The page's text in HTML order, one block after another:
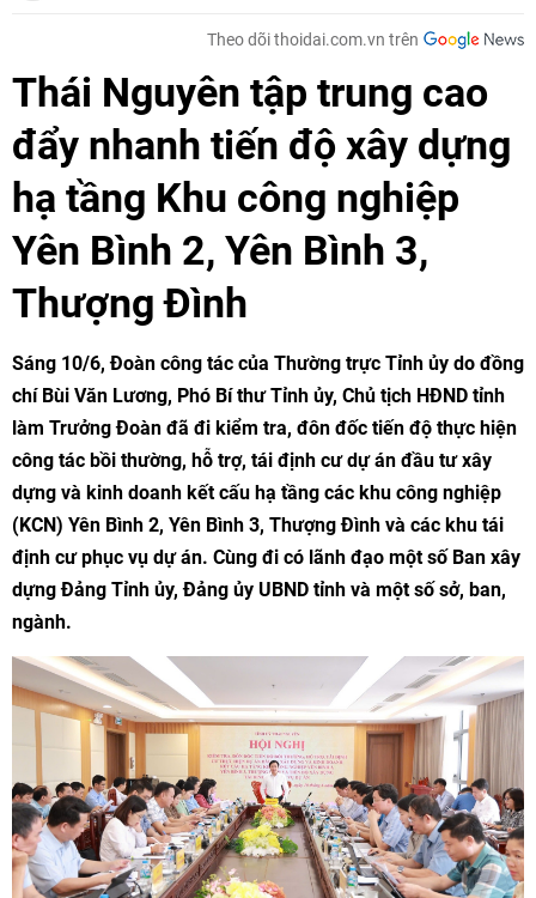
Theo dõi thoidai.com.vn trên
Thái Nguyên tập trung cao
đẩy nhanh tiến độ xây dựng
hạ tầng Khu công nghiệp
Yên Bình 2, Yên Bình 3,
Thượng Đình
Sáng 10/6, Đoàn công tác của Thường trực Tỉnh ủy do đồng
chí Bùi Văn Lương, Phó Bí thư Tỉnh ủy, Chủ tịch HĐND tỉnh
làm Trưởng Đoàn đã đi kiểm tra, đôn đốc tiến độ thực hiện
công tác bồi thường, hỗ trợ, tái định cư dự án đầu tư xây
dựng và kinh doanh kết cấu hạ tầng các khu công nghiệp
(KCN) Yên Bình 2, Yên Bình 3, Thượng Đình và các khu tái
định cư phục vụ dự án. Cùng đi có lãnh đạo một số Ban xây
dựng Đảng Tỉnh ủy, Đảng ủy UBND tỉnh và một số sở, ban,
ngành.